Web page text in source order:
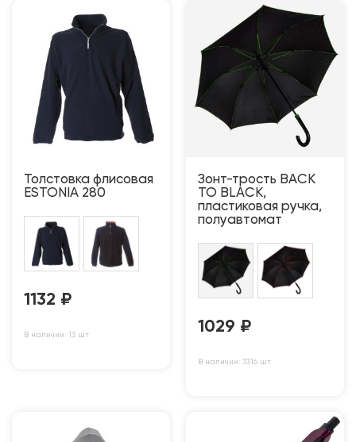
Толстовка флисовая
ESTONIA 280
1132 ₽
В наличии: 13 шт
Зонт-трость BACK
TO BLACK,
пластиковая ручка,
полуавтомат
1029 ₽
В наличии: 3316 шт